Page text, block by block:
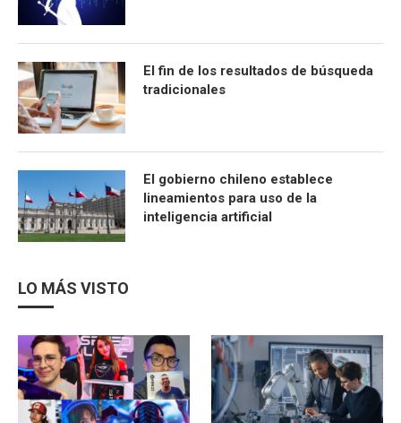
El fin de los resultados de búsqueda
tradicionales
El gobierno chileno establece
lineamientos para uso de la
inteligencia artificial
LO MÁS VISTO